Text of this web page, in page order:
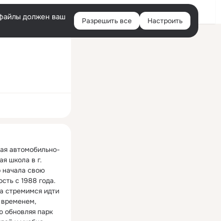
Войти
должен ваш
Разрешить все Настроить
автомобильно-
школа в г.
начала свою
с 1988 года.
стремимся идти
временем,
обновляя парк